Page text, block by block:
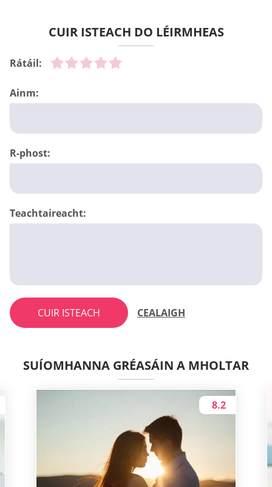
CUIR ISTEACH DO LÉIRMHEAS
Rátáil:
Ainm:
R-phost:
Teachtaireacht:
CUIR ISTEACH CEALAIGH
SUÍOMHANNA GRÉASÁIN A MHOLTAR
8.2